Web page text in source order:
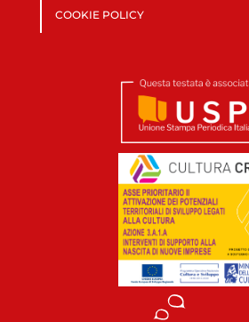
COOKIE POLICY